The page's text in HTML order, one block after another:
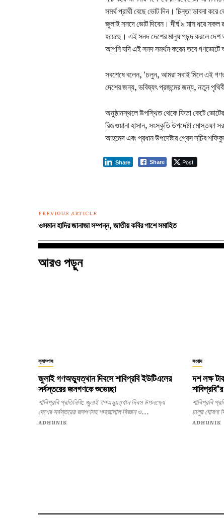
সমর্থ প্রার্থী বেছে ভোট দিন। চিন্তা ভাবনা
জুলাই সনদে ভোট দিবেন। দীর্ঘ ৯ মাস ধরে সকল
হয়েছে। এই সনদ দেশের মানুষ পছন্দ করলে দেশ
আপনি যদি এই সনদ সমর্থন করেন তবে গণভোটে
সবশেষে বলেন, ‘চলুন, আমরা সবাই মিলে এই
দেশের জন্য, ভবিষ্যৎ প্রজন্মের জন্য, নতুন
অনুষ্ঠানস্থলে উপস্থিত থেকে ফিতা কেটে
রিজওয়ানা হাসান, সংস্কৃতি উপদেষ্টা মোস্তফা
আহমেদ এবং প্রধান উপদেষ্টার প্রেস সচিব
Share Post
Share
PREVIOUS ARTICLE
ওসমান হাদির জানাজা সম্পন্ন, জাতীয় কবির পাশে সমাহিত
আরও পড়ুন
ক্যাম্পাস
জুলাই গণঅভ্যুত্থান দিবসে শাবিপ্রবি ইউটিএলের
সর্বস্তরের জনগণকে শুভেচ্ছা
শাবিপ্রবি প্রতিনিধি: জুলাই গণঅভ্যুত্থান দিবস উপলক্ষ্যে
দেশের সর্বস্তরের জনগণসহ শাহজালাল বিজ্ঞান ও...
ADHUNIK
সংবাদ
দশ লক্ষ
শাবিপ্রবি প্রতিনিধি: জুলাই শহীদ রুদ্র
চালুর ঘোষণা
ADHUNIK